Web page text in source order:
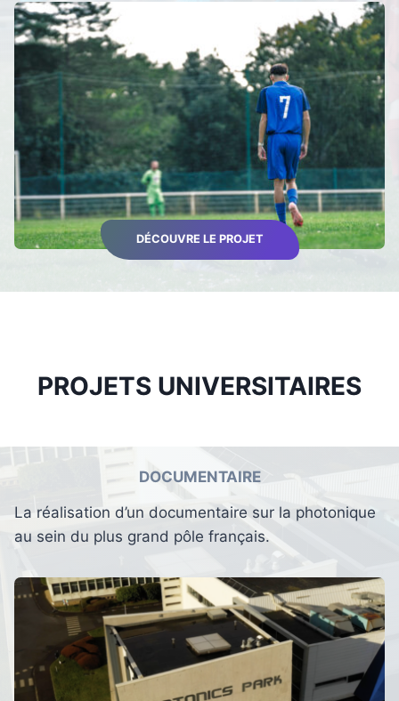
DÉCOUVRE LE PROJET
PROJETS UNIVERSITAIRES
DOCUMENTAIRE
La réalisation d’un documentaire sur la photonique
au sein du plus grand pôle français.